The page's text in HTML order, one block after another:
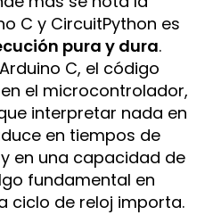
C y CircuitPython es
pura y dura.
C, el código
el microcontrolador,
interpretar nada en
en tiempos de
en una capacidad de
fundamental en
ciclo de reloj importa.